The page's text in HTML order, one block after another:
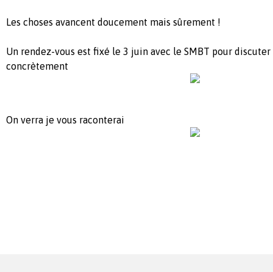
Les choses avancent doucement mais sûrement !
Un rendez-vous est fixé le 3 juin avec le SMBT pour
concrètement
On verra je vous raconterai